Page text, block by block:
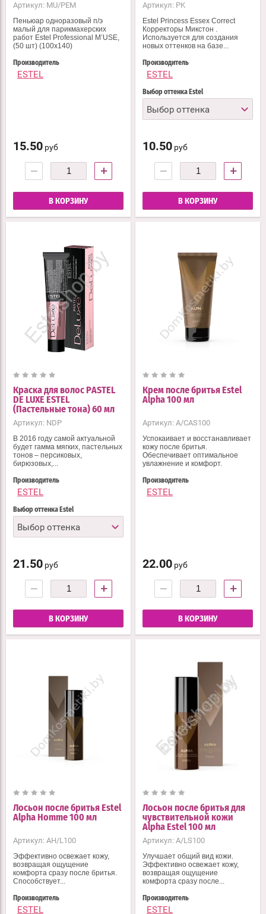
Артикул: MU/PEM
Пеньюар одноразовый п/э
малый для парикмахерских
работ Estel Professional M’USE,
(50 шт) (100х140)
Производитель
ESTEL
15.50 руб
− +
В КОРЗИНУ
Артикул: PK
Estel Princess Essex Correct
Корректоры Микстон .
Используется для создания
новых оттенков на базе...
Производитель
ESTEL
Выбор оттенка Estel
Выбор оттенка
10.50 руб
− +
В КОРЗИНУ
Краска для волос PASTEL
DE LUXE ESTEL
(Пастельные тона) 60 мл
Артикул: NDP
В 2016 году самой актуальной
будет гамма мягких, пастельных
тонов – персиковых,
бирюзовых,...
Производитель
ESTEL
Выбор оттенка Estel
Выбор оттенка
21.50 руб
− +
В КОРЗИНУ
Крем после бритья Estel
Alpha 100 мл
Артикул: A/CAS100
Успокаивает и восстанавливает
кожу после бритья.
Обеспечивает оптимальное
увлажнение и комфорт.
Производитель
ESTEL
22.00 руб
− +
В КОРЗИНУ
Лосьон после бритья Estel
Alpha Homme 100 мл
Артикул: AH/L100
Эффективно освежает кожу,
возвращая ощущение
комфорта сразу после бритья.
Способствует...
Производитель
ESTEL
Лосьон после бритья для
чувствительной кожи
Alpha Estel 100 мл
Артикул: A/LS100
Улучшает общий вид кожи.
Эффективно освежает кожу,
возвращая ощущение
комфорта сразу после...
Производитель
ESTEL